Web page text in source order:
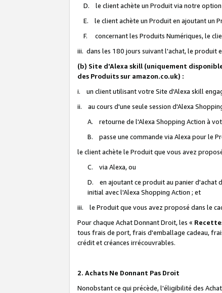
D. le client achète un Produit via notre option
E. le client achète un Produit en ajoutant un
F. concernant les Produits Numériques, le
iii. dans les 180 jours suivant l'achat, le produit
(b) Site d'Alexa skill (uniquement
des Produits sur amazon.co.uk) :
i. un client utilisant votre Site d'Alexa skill
ii. au cours d'une seule session d'Alexa
A. retourne de l'Alexa Shopping Action à
B. passe une commande via Alexa pour le
le client achète le Produit que vous avez
C. via Alexa, ou
D. en ajoutant ce produit au panier d'achat
initial avec l'Alexa Shopping Action ; et
iii. le Produit que vous avez proposé dans le
Pour chaque Achat Donnant Droit, les «
tous frais de port, frais d'emballage cadeau,
crédit et créances irrécouvrables.
2. Achats Ne Donnant Pas Droit
Nonobstant ce qui précède, l'éligibilité des